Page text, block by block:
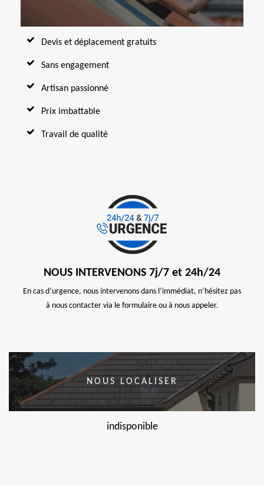
Devis et déplacement gratuits
Sans engagement
Artisan passionné
Prix imbattable
Travail de qualité
NOUS INTERVENONS 7j/7 et 24h/24
En cas d’urgence, nous intervenons dans l’immédiat, n’hésitez pas
à nous contacter via le formulaire ou à nous appeler.
NOUS LOCALISER
indisponible